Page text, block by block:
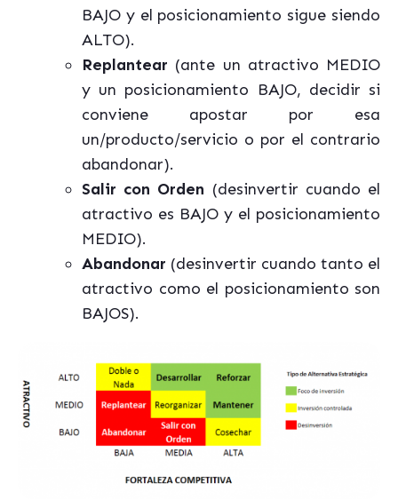
BAJO y el posicionamiento sigue siendo
ALTO).
Replantear (ante un atractivo MEDIO
y un posicionamiento BAJO, decidir si
conviene apostar por esa
un/producto/servicio o por el contrario
abandonar).
Salir con Orden (desinvertir cuando el
atractivo es BAJO y el posicionamiento
MEDIO).
Abandonar (desinvertir cuando tanto el
atractivo como el posicionamiento son
BAJOS).